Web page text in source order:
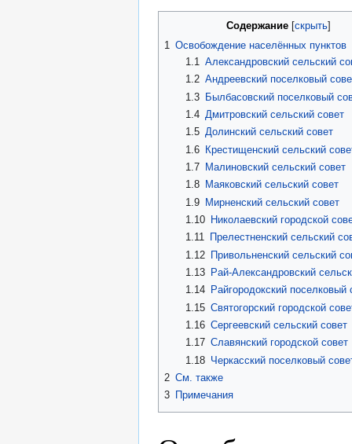
Содержание
1
Освобождение населённых пунктов
1.1
Александровский сельский
1.2 Андреевский поселковый
1.3 Былбасовский поселковый
1.4 Дмитровский сельский совет
1.5 Долинский сельский совет
1.6 Крестищенский сельский
1.7
Малиновский сельский совет
1.8
Маяковский сельский совет
1.9 Мирненский сельский совет
1.10
Николаевский городской
1.11
Прелестненский сельский
1.12 Привольненский сельский
1.13
Рай-Александровский
1.14
Райгородокский поселковый
1.15 Святогорский городской
1.16 Сергеевский сельский совет
1.17 Славянский городской совет
1.18 Черкасский поселковый
2 См. также
3 Примечания